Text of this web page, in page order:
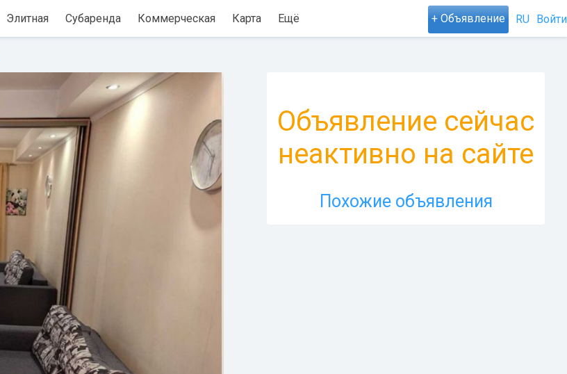
Элитная Субаренда Коммерческая Карта Ещё + Объявление RU Войти
Объявление сейчас
неактивно на сайте
Похожие объявления